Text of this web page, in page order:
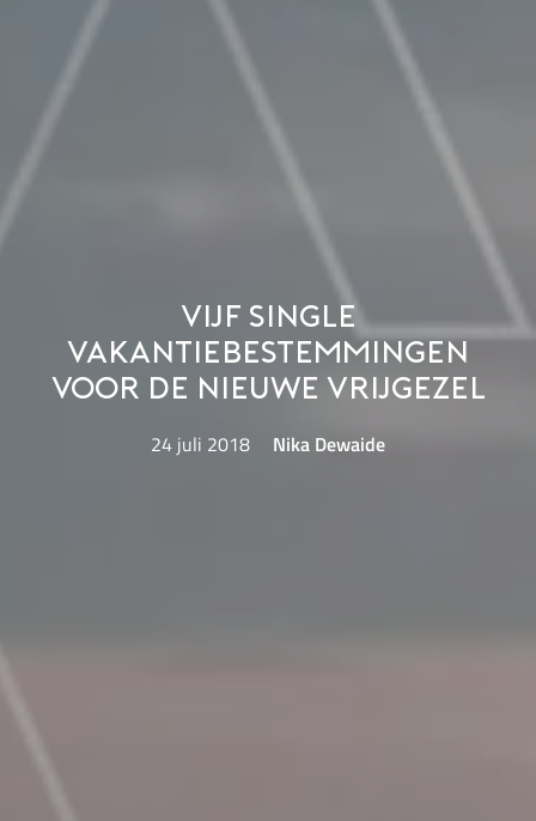
Vijf single
vakantiebestemmingen
voor de nieuwe vrijgezel
24 juli 2018 Nika Dewaide